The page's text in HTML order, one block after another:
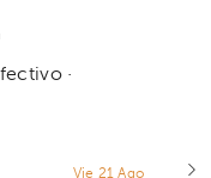
·
Vie 21 Ago